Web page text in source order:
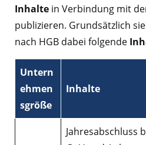
Inhalte in Verbindung mit
publizieren. Grundsätzlich
nach HGB dabei folgende
Untern
ehmen
sgröße
Inhalte
Jahresabschluss